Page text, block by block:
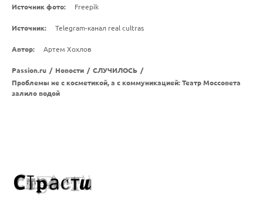
Источник фото: Freepik
Источник: Telegram-канал real cultras
Автор: Артем Хохлов
Passion.ru / Новости / СЛУЧИЛОСЬ /
Проблемы не с косметикой, а с коммуникацией: Театр Моссовета
залило водой